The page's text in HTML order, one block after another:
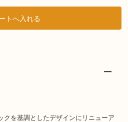
クを基調としたデザインにリニューア